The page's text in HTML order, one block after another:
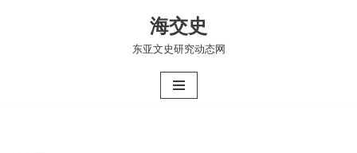
海交史
东亚文史研究动态网